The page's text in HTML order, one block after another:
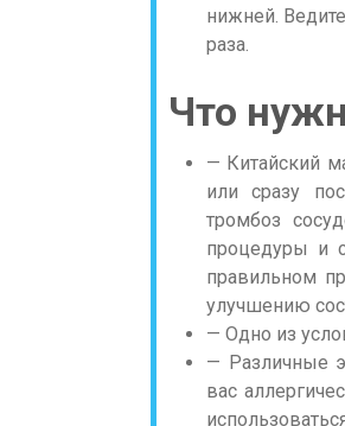
нижней.
раза.
Что
— Китайский
или сразу
тромбоз
процедуры и
правильном
улучшению
— Одно из
— Различные
вас